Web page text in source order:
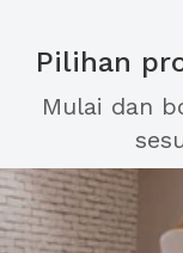
Pilihan
Mulai dan